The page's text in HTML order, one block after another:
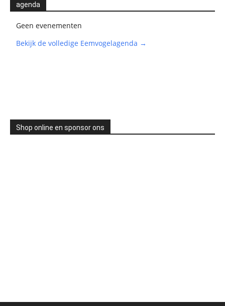
agenda
Geen evenementen
Bekijk de volledige Eemvogelagenda →
Shop online en sponsor ons